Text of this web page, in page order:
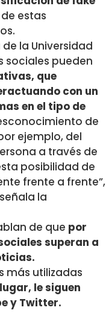
estas
la Universidad
sociales pueden
que
con un
en el tipo de
de
ejemplo, del
a través de
posibilidad de
frente a frente”,
la
de que por
superan a
más utilizadas
le siguen
y Twitter.